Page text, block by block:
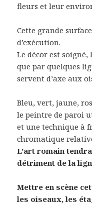
fleurs et leur
Cette grande
d’exécution.
Le décor est
que par quelques
servent d’axe aux
Bleu, vert, jaune,
le peintre de paroi
et une technique à
chromatique
L’art romain
détriment de la
Mettre en scène
les oiseaux, les